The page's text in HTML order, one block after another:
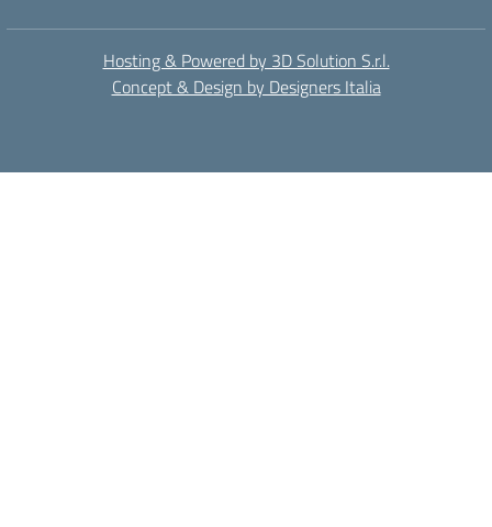
Hosting & Powered by 3D Solution S.r.l.
Concept & Design by Designers Italia